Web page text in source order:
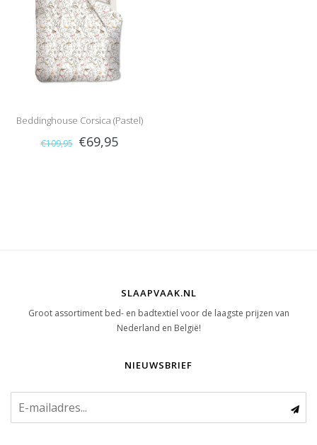
Beddinghouse Corsica (Pastel)
€109,95 €69,95
SLAAPVAAK.NL
Groot assortiment bed- en badtextiel voor de laagste prijzen van
Nederland en België!
NIEUWSBRIEF